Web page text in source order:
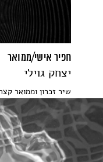
חפיר אישי/ממואר
יצחק גוילי
שיר זכרון וממואר